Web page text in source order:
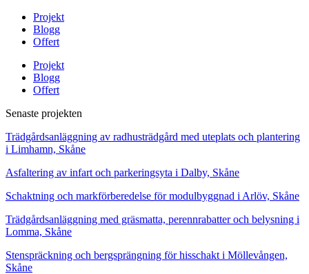
Projekt
Blogg
Offert
Projekt
Blogg
Offert
Senaste projekten
Trädgårdsanläggning av radhusträdgård med uteplats och plantering
i Limhamn, Skåne
Asfaltering av infart och parkeringsyta i Dalby, Skåne
Schaktning och markförberedelse för modulbyggnad i Arlöv, Skåne
Trädgårdsanläggning med gräsmatta, perennrabatter och belysning i
Lomma, Skåne
Stenspräckning och bergsprängning för hisschakt i Möllevången,
Skåne